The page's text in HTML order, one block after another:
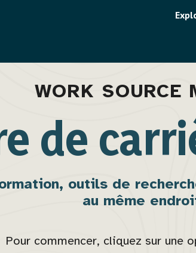
WORK SOURCE
de
outils de
au même
Pour commencer, cliquez sur une